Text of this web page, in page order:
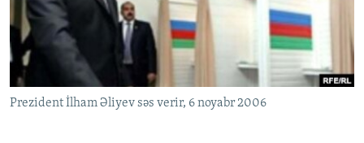
İNFOQRAFIKA
KARIKATURA
AZƏRBAYCAN ƏDƏBIYYATI KITABXANASI
İSLAM VƏ DEMOKRATIYA
İZ - MƏDƏNIYYƏT PROQRAMI
MISSIYAMIZ
PEŞƏ ETIKASI VƏ JURNALISTIKA STANDARTLARIMIZ
MATERIALLARIMIZDAN ISTIFADƏ
AZADLIQRADIOSU MOBIL TELEFONUNUZDA
BIZI IZLƏ
RFE/RL-in bütün saytları
Prezident İlham Əliyev səs verir, 6 noyabr 2006